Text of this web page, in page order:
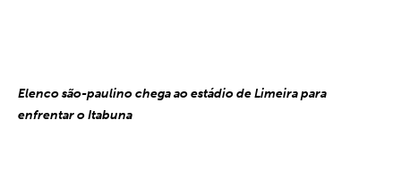
Elenco são-paulino chega ao estádio de Limeira para
enfrentar o Itabuna